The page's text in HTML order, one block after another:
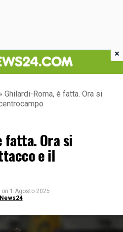
Ghilardi-Roma, è fatta. Ora si
fatta. Ora si
e il
on 1 Agosto 2025
×